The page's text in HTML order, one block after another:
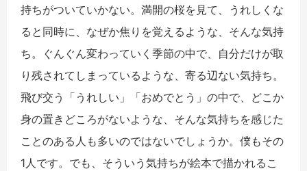
持ちがついていかない。満開の桜を見て、うれしくな
ると同時に、なぜか焦りを覚えるような、そんな気持
ち。ぐんぐん変わっていく季節の中で、自分だけが取
り残されてしまっているような、寄る辺ない気持ち。
飛び交う「うれしい」「おめでとう」の中で、どこか
身の置きどころがないような、そんな気持ちを感じた
ことのある人も多いのではないでしょうか。僕もその
1人です。でも、そういう気持ちが絵本で描かれるこ